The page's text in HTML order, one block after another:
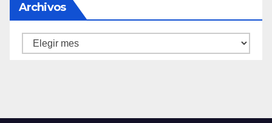
Archivos
Archivos